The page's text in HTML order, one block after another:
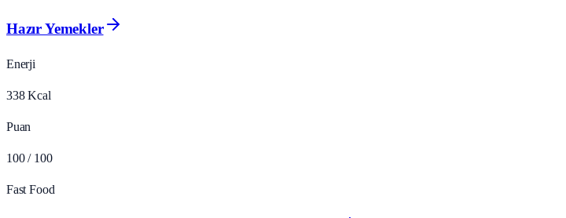
Hazır Yemekler
Enerji
338 Kcal
Puan
100 / 100
Fast Food